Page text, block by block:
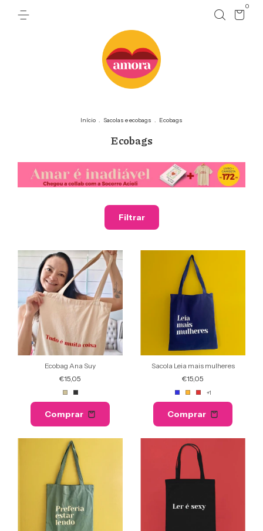
0
Início . Sacolas e ecobags . Ecobags
Ecobags
Filtrar
Ecobag Ana Suy
€15,05
Comprar
Sacola Leia mais mulheres
€15,05
+1
Comprar